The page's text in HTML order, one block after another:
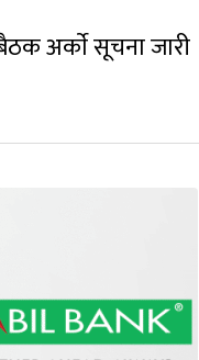
अर्काे सूचना जारी